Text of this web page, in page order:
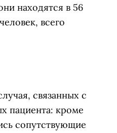
находятся в 56
всего
связанных с
пациента: кроме
сопутствующие